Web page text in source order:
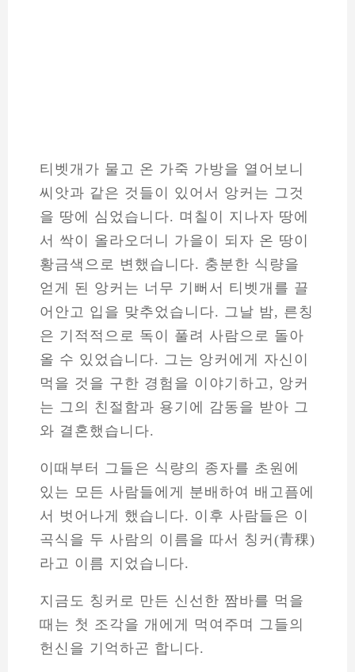
티벳개가 물고 온 가죽 가방을 열어보니
씨앗과 같은 것들이 있어서 앙커는 그것
을 땅에 심었습니다. 며칠이 지나자 땅에
서 싹이 올라오더니 가을이 되자 온 땅이
황금색으로 변했습니다. 충분한 식량을
얻게 된 앙커는 너무 기뻐서 티벳개를 끌
어안고 입을 맞추었습니다. 그날 밤, 른칭
은 기적적으로 독이 풀려 사람으로 돌아
올 수 있었습니다. 그는 앙커에게 자신이
먹을 것을 구한 경험을 이야기하고, 앙커
는 그의 친절함과 용기에 감동을 받아 그
와 결혼했습니다.
이때부터 그들은 식량의 종자를 초원에
있는 모든 사람들에게 분배하여 배고픔에
서 벗어나게 했습니다. 이후 사람들은 이
곡식을 두 사람의 이름을 따서 칭커(青稞)
라고 이름 지었습니다.
지금도 칭커로 만든 신선한 짬바를 먹을
때는 첫 조각을 개에게 먹여주며 그들의
헌신을 기억하곤 합니다.